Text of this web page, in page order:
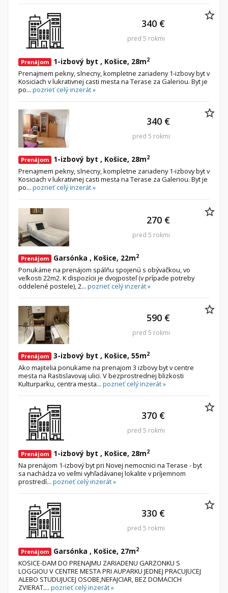
Prenájom 1-izbový byt , Košice, 28m2
Prenajmem pekny, slnecny, kompletne zariadeny 1-izbovy byt v
Kosiciach v lukrativnej casti mesta na Terase za Galeriou. Byt je
po... pozrieť celý inzerát »
340 €
pred 5 rokmi
Prenájom 1-izbový byt , Košice, 28m2
Prenajmem pekny, slnecny, kompletne zariadeny 1-izbovy byt v
Kosiciach v lukrativnej casti mesta na Terase za Galeriou. Byt je
po... pozrieť celý inzerát »
340 €
pred 5 rokmi
Prenájom Garsónka , Košice, 22m2
Ponukáme na prenájom spálňu spojenú s obývačkou, vo
veľkosti 22m2. K dispozícii je dvojposteľ (v prípade potreby
oddelené postele), 2... pozrieť celý inzerát »
270 €
pred 5 rokmi
Prenájom 3-izbový byt , Košice, 55m2
Ako majitelia ponukame na prenajom 3 izbovy byt v centre
mesta na Rastislavovaj ulici. V bezprostrednej blizkosti
Kulturparku, centra mesta... pozrieť celý inzerát »
590 €
pred 5 rokmi
Prenájom 1-izbový byt , Košice, 28m2
Na prenájom 1-izbový byt pri Novej nemocnici na Terase - byt
sa nachádza vo veľmi vyhľadávanej lokalite v príjemnom
prostredí... pozrieť celý inzerát »
370 €
pred 5 rokmi
Prenájom Garsónka , Košice, 27m2
KOSICE-DAM DO PRENAJMU ZARIADENU GARZONKU S
LOGGIOU V CENTRE MESTA PRI AUPARKU JEDNEJ PRACUJUCEJ
ALEBO STUDUJUCEJ OSOBE,NEFAJCIAR, BEZ DOMACICH
ZVIERAT.... pozrieť celý inzerát »
330 €
pred 5 rokmi